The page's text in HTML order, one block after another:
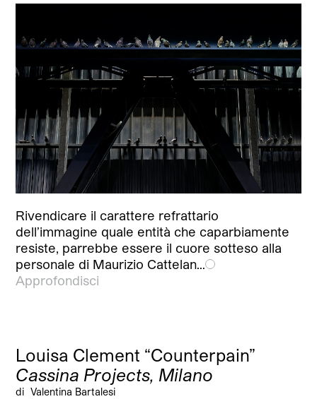
Rivendicare il carattere refrattario
dell’immagine quale entità che caparbiamente
resiste, parrebbe essere il cuore sotteso alla
personale di Maurizio Cattelan…
Approfondisci
Louisa Clement “Counterpain”
Cassina Projects, Milano
di Valentina Bartalesi